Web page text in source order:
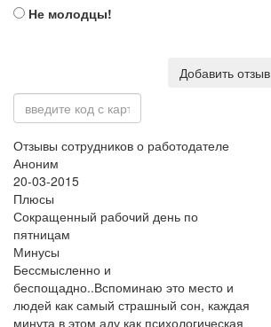
Не молодцы!
Добавить отзыв
Отзывы сотрудников о работодателе
Аноним
20-03-2015
Плюсы
Сокращенный рабочий день по
пятницам
Минусы
Бессмысленно и
беспощадно..Вспоминаю это место и
людей как самый страшный сон, каждая
минута в этом аду как психологическая